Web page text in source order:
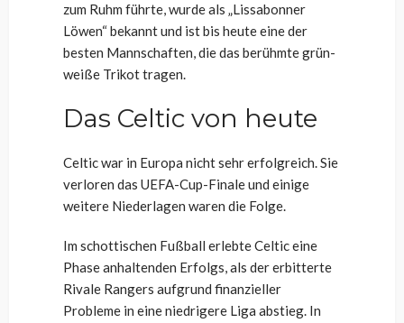
zum Ruhm führte, wurde als „Lissabonner
Löwen“ bekannt und ist bis heute eine der
besten Mannschaften, die das berühmte grün-
weiße Trikot tragen.
Das Celtic von heute
Celtic war in Europa nicht sehr erfolgreich. Sie
verloren das UEFA-Cup-Finale und einige
weitere Niederlagen waren die Folge.
Im schottischen Fußball erlebte Celtic eine
Phase anhaltenden Erfolgs, als der erbitterte
Rivale Rangers aufgrund finanzieller
Probleme in eine niedrigere Liga abstieg. In